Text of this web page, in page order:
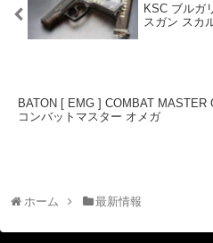
KSC ブルガ
スガン スカ
BATON [ EMG ] COMBAT MASTER
コンバットマスター オメガ
ホーム 最新情報